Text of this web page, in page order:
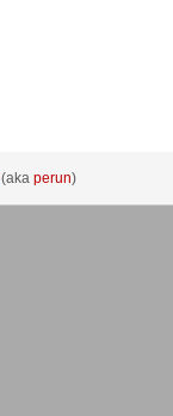
(aka perun)